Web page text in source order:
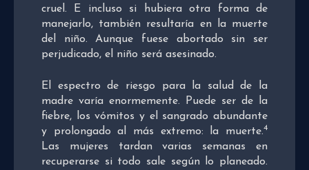
cruel. E incluso si hubiera otra forma de
manejarlo, también resultaría en la muerte
del niño. Aunque fuese abortado sin ser
perjudicado, el niño será asesinado.
El espectro de riesgo para la salud de la
madre varía enormemente. Puede ser de la
fiebre, los vómitos y el sangrado abundante
y prolongado al más extremo: la muerte.4
Las mujeres tardan varias semanas en
recuperarse si todo sale según lo planeado.